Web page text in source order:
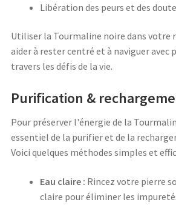
Libération des peurs et des
Utiliser la Tourmaline noire dans votre
aider à rester centré et à naviguer avec
travers les défis de la vie.
Purification &
Pour préserver l'énergie de la
essentiel de la purifier et de la
Voici quelques méthodes simples et
Eau claire : Rincez votre pierre
claire pour éliminer les